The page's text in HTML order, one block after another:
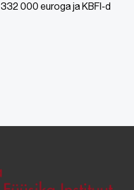
000 euroga ja KBFI-d